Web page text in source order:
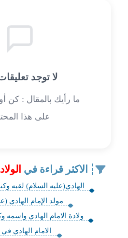
لا توجد
ما رأيك بالمقال : كن
على هذا
الاكثر قراءة في
الهادي(عليه السلام) لقبه
مولد الإمام الهادي
ولادة الامام الهادي واسمه
الامام الهادي